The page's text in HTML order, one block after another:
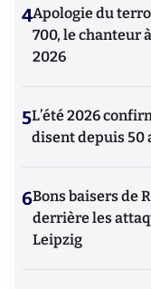
4Apologie du
700, le chanteur
2026
5L’été 2026
disent depuis 50
6Bons baisers de
derrière les
Leipzig